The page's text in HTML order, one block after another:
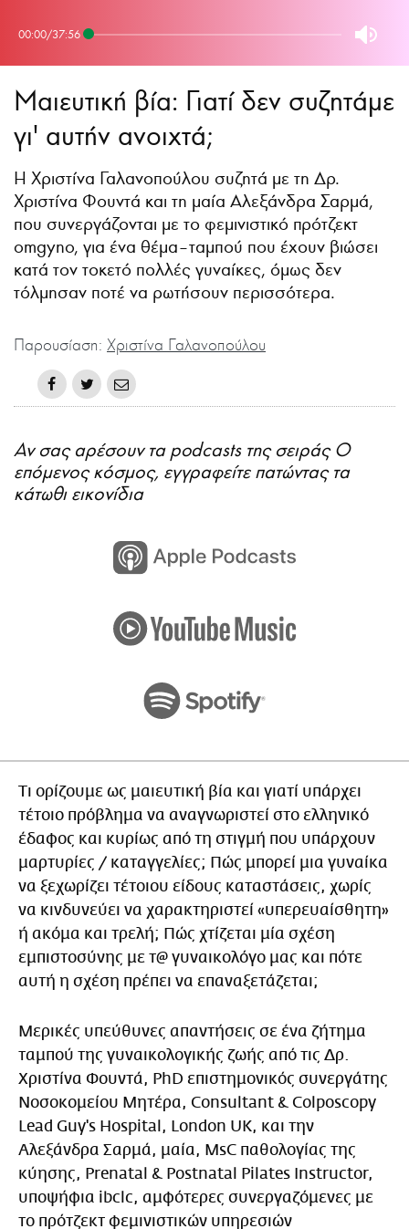
Μαιευτική βία: Γιατί δεν συζητάμε
γι' αυτήν ανοιχτά;
Η Χριστίνα Γαλανοπούλου συζητά με τη Δρ.
Χριστίνα Φουντά και τη μαία Αλεξάνδρα Σαρμά,
που συνεργάζονται με το φεμινιστικό πρότζεκτ
omgyno, για ένα θέμα–ταμπού που έχουν βιώσει
κατά τον τοκετό πολλές γυναίκες, όμως δεν
τόλμησαν ποτέ να ρωτήσουν περισσότερα.
00:00/37:56
Παρουσίαση: Χριστίνα Γαλανοπούλου
Αν σας αρέσουν τα podcasts της σειράς Ο
επόμενος κόσμος, εγγραφείτε πατώντας τα
κάτωθι εικονίδια
Τι ορίζουμε ως μαιευτική βία και γιατί υπάρχει
τέτοιο πρόβλημα να αναγνωριστεί στο ελληνικό
έδαφος και κυρίως από τη στιγμή που υπάρχουν
μαρτυρίες / καταγγελίες; Πώς μπορεί μια γυναίκα
να ξεχωρίζει τέτοιου είδους καταστάσεις, χωρίς
να κινδυνεύει να χαρακτηριστεί «υπερευαίσθητη»
ή ακόμα και τρελή; Πώς χτίζεται μία σχέση
εμπιστοσύνης με τ@ γυναικολόγο μας και πότε
αυτή η σχέση πρέπει να επαναξετάζεται;
Μερικές υπεύθυνες απαντήσεις σε ένα ζήτημα
ταμπού της γυναικολογικής ζωής από τις Δρ.
Χριστίνα Φουντά, PhD επιστημονικός συνεργάτης
Νοσοκομείου Μητέρα, Consultant & Colposcopy
Lead Guy's Hospital, London UK, και την
Αλεξάνδρα Σαρμά, μαία, MsC παθολογίας της
κύησης, Prenatal & Postnatal Pilates Instructor,
υποψήφια ibclc, αμφότερες συνεργαζόμενες με
το πρότζεκτ φεμινιστικών υπηρεσιών